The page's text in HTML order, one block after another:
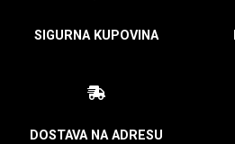
SIGURNA KUPOVINA
DOSTAVA NA ADRESU